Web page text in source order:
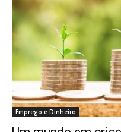
Emprego e Dinheiro